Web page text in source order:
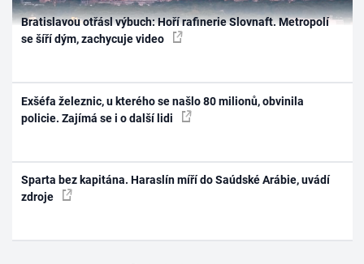
Bratislavou otřásl výbuch: Hoří rafinerie Slovnaft. Metropolí
se šíří dým, zachycuje video
Exšéfa železnic, u kterého se našlo 80 milionů, obvinila
policie. Zajímá se i o další lidi
Sparta bez kapitána. Haraslín míří do Saúdské Arábie, uvádí
zdroje